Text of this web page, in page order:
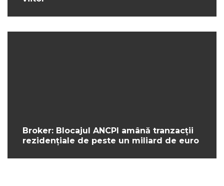
Broker: Blocajul ANCPI amână tranzacții
rezidențiale de peste un miliard de euro